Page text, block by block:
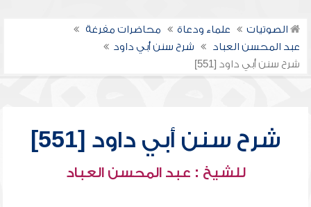
الصوتيات علماء ودعاة
محاضرات مفرغة
عبد المحسن العباد
شرح سنن أبي داود
شرح سنن أبي داود [551]
شرح سنن أبي داود [551]
للشيخ : عبد المحسن العباد